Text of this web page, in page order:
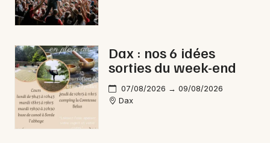
Expos
Sorties famille en Aquitaine
Sorties famille en Nouvelle-Aquitaine
Dax : nos 6 idées
sorties du week-end
07/08/2026 → 09/08/2026
Dax